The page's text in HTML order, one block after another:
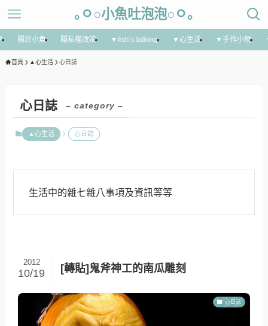
｡ㅇ○小魚吐泡泡○ㅇ｡
關於小魚 隱私權政策 ▼fish’s talking ▼心生活 ▼手作小物
首頁 ▲心生活 心日誌
心日誌 – category –
▲心生活 心日誌
生活中的雜七雜八事項及資訊等等
[轉貼]鬼斧神工的南瓜雕刻
2012
10/19
心日誌